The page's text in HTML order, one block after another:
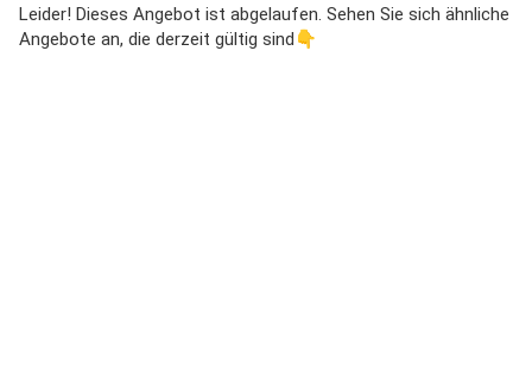
Leider! Dieses Angebot ist abgelaufen. Sehen Sie sich ähnliche
Angebote an, die derzeit gültig sind👇